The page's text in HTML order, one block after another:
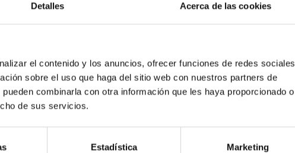
Detalles Acerca de las cookies
el contenido y los anuncios, ofrecer funciones de redes sociales
sobre el uso que haga del sitio web con nuestros partners de
combinarla con otra información que les haya proporcionado o
de sus servicios.
Estadística Marketing
200 40
AMPLIAR TABLA
H1 S S1
Disponibilidad
Precio